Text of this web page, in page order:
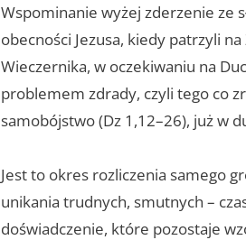
Wspominanie wyżej zderzenie ze
obecności Jezusa, kiedy patrzyli
Wieczernika, w oczekiwaniu na
problemem zdrady, czyli tego co
samobójstwo (Dz 1,12–26), już w
Jest to okres rozliczenia samego
unikania trudnych, smutnych –
doświadczenie, które pozostaje